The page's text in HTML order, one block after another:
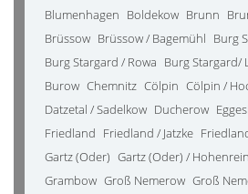
Blumenhagen Boldekow Brunn
Brüssow Brüssow / Bagemühl Burg
Burg Stargard / Rowa Burg Stargard/
Burow Chemnitz Cölpin Cölpin /
Datzetal / Sadelkow Ducherow
Friedland Friedland / Jatzke
Gartz (Oder) Gartz (Oder) /
Grambow Groß Nemerow Groß